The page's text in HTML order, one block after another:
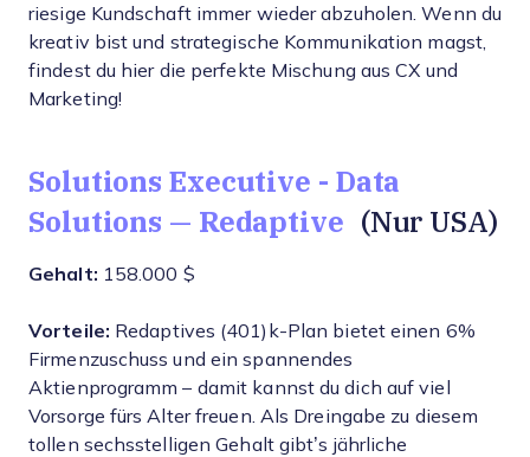
riesige Kundschaft immer wieder abzuholen. Wenn du
kreativ bist und strategische Kommunikation magst,
findest du hier die perfekte Mischung aus CX und
Marketing!
Solutions Executive - Data
Solutions — Redaptive (Nur USA)
Gehalt: 158.000 $
Vorteile: Redaptives (401)k-Plan bietet einen 6%
Firmenzuschuss und ein spannendes
Aktienprogramm – damit kannst du dich auf viel
Vorsorge fürs Alter freuen. Als Dreingabe zu diesem
tollen sechsstelligen Gehalt gibt’s jährliche